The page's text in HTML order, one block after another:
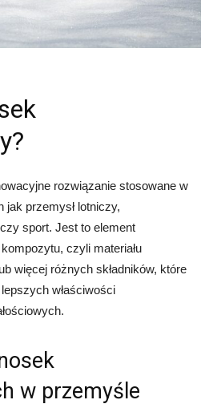
rozwiązanie stosowane w
jak przemysł lotniczy,
sport. Jest to element
czyli materiału
więcej różnych składników, które
właściwości
w przemyśle